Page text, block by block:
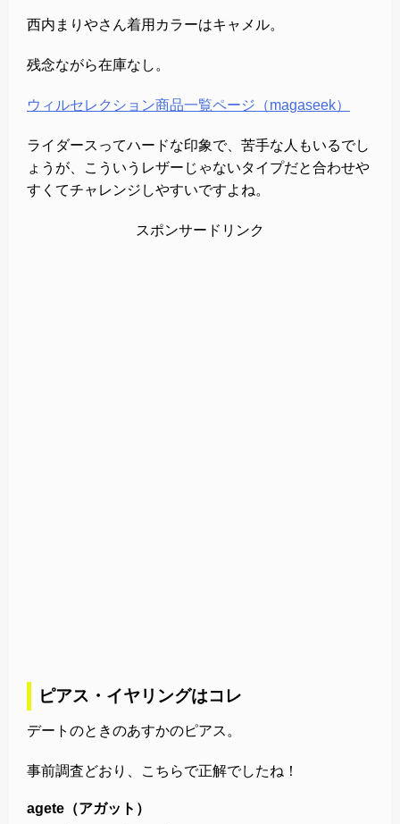
西内まりやさん着用カラーはキャメル。
残念ながら在庫なし。
ウィルセレクション商品一覧ページ（magaseek）
ライダースってハードな印象で、苦手な人もいるでし
ょうが、こういうレザーじゃないタイプだと合わせや
すくてチャレンジしやすいですよね。
スポンサードリンク
ピアス・イヤリングはコレ
デートのときのあすかのピアス。
事前調査どおり、こちらで正解でしたね！
agete（アガット）